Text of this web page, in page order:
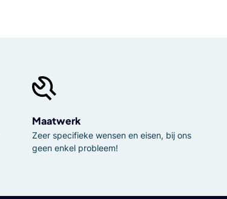
Maatwerk
Zeer specifieke wensen en eisen, bij ons
geen enkel probleem!